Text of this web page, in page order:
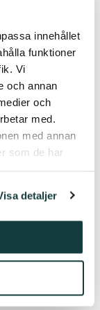
innehållet
funktioner
Vi
och annan
och
med.
med annan
som de har
detaljer
Turun
ollut Natalia
osallistunut
Sigfridssonin
lied- ja
sekä
tehnyt
musiikkia –
tutustua
Voit tietysti
elävästä